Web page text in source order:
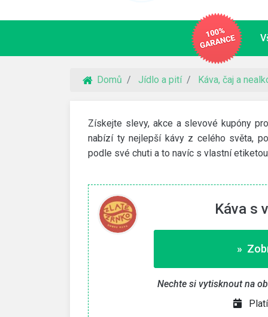
Domů Jídlo a pití Káva, čaj a
Získejte slevy, akce a slevové kupóny
nabízí ty nejlepší kávy z celého světa,
podle své chuti a to navíc s vlastní
Káva s
»
Nechte si vytisknout na
a NoLimit Extra. Vyšší
30% slevový kód
Využijte slevový kód na 30% slevu na